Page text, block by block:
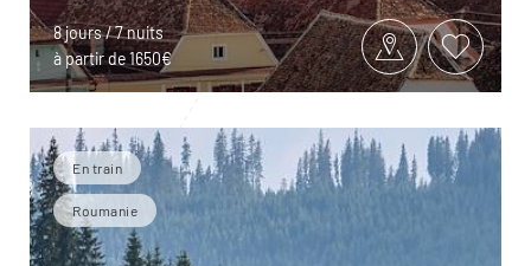
8 jours / 7 nuits
à partir de 1650€
En train
Roumanie